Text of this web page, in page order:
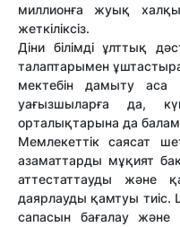
миллионға жуық
жеткіліксіз.
Діни білімді ұлттық
талаптарымен
мектебін дамыту
уағызшыларға да,
орталықтарына да
Мемлекеттік саясат
азаматтарды мұқият
аттестаттауды және
даярлауды қамтуы тиіс.
сапасын бағалау және